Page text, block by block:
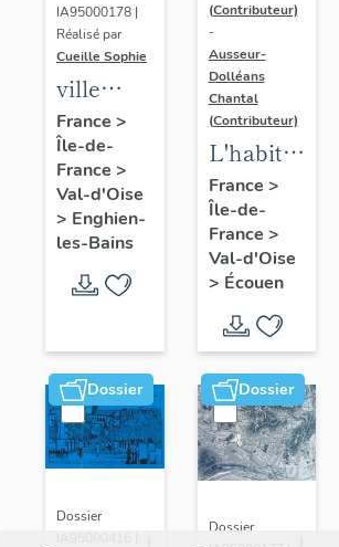
IA95000178 |
Réalisé par
Cueille Sophie
ville
thermale
d'Enghien-
les-Bains
France >
Île-de-
France >
Val-d'Oise
> Enghien-
les-Bains
(Contributeur)
-
Ausseur-
Dolléans
Chantal
(Contributeur)
L'habitat
d'Ecouen
France >
Île-de-
France >
Val-d'Oise
> Écouen
Dossier
Dossier
Dossier
Dossier